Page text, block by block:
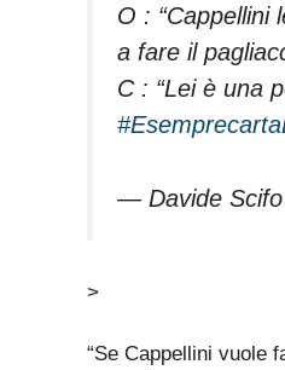
O : “Cappellini
a fare il
C : “Lei è una
— Davide Scifo
>
“Se Cappellini vuole